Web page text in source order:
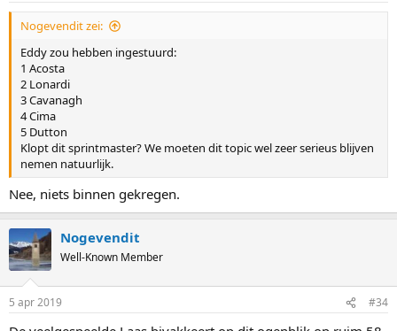
Nogevendit zei:
Eddy zou hebben ingestuurd:
1 Acosta
2 Lonardi
3 Cavanagh
4 Cima
5 Dutton
Klopt dit sprintmaster? We moeten dit topic wel zeer serieus blijven
nemen natuurlijk.
Nee, niets binnen gekregen.
Nogevendit
Well-Known Member
5 apr 2019 #34